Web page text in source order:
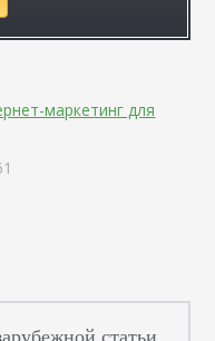
маркетинг для
статьи